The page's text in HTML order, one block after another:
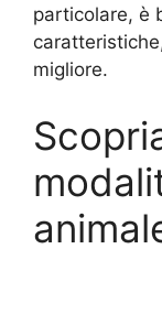
particolare, è
migliore.